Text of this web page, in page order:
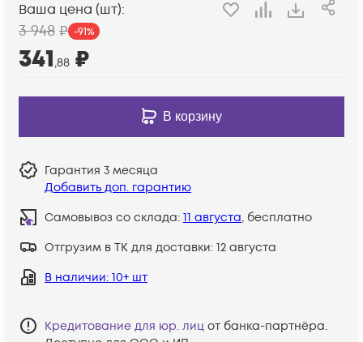
Ваша цена (шт):
3 948 ₽ -91%
341,88 ₽
В корзину
Гарантия 3 месяца
Добавить доп. гарантию
Самовывоз со склада: 11 августа, бесплатно
Отгрузим в ТК для доставки: 12 августа
В наличии: 10+ шт
Кредитование для юр. лиц от банка-партнёра.